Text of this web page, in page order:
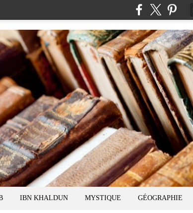
IBN KHALDUN MYSTIQUE GÉOGRAPHIE